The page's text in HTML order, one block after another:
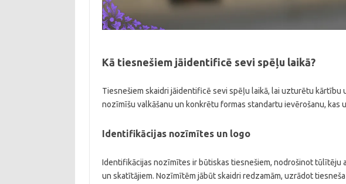
Kā tiesnešiem jāidentificē sevi spēļu laikā?
Tiesnešiem skaidri jāidentificē sevi spēļu laikā, lai uzturētu kārtību
nozīmīšu valkāšanu un konkrētu formas standartu ievērošanu,
Identifikācijas nozīmītes un logo
Identifikācijas nozīmītes ir būtiskas tiesnešiem, nodrošinot tūlītēju
un skatītājiem. Nozīmītēm jābūt skaidri redzamām, uzrādot